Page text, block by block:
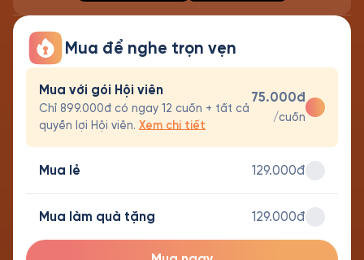
Mua để nghe trọn vẹn
Mua với gói Hội viên
Chỉ 899.000đ có ngay 12 cuốn + tất cả
quyền lợi Hội viên. Xem chi tiết
75.000đ
/cuốn
Mua lẻ 129.000đ
Mua làm quà tặng 129.000đ